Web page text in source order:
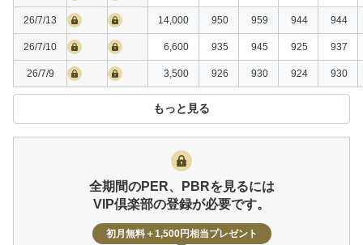
26/7/13 14,000 950 959 944 944
26/7/10 6,600 935 945 925 937
26/7/9 3,500 926 930 924 930
もっと見る
全期間のPER、PBRを見るには
VIP倶楽部の登録が必要です。
初月無料＋1,500円相当プレゼント